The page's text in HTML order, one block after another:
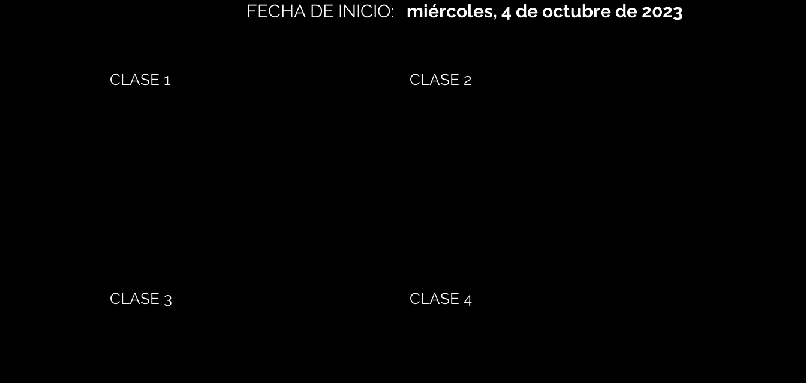
FECHA DE INICIO: miércoles, 4 de octubre de 2023
CLASE 1
CLASE 3
CLASE 2
CLASE 4